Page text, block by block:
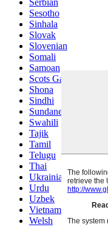
Serbian
Sesotho
Sinhala
Slovak
Slovenian
Somali
Samoan
Scots Gaelic
Shona
Sindhi
Sundanese
Swahili
Tajik
Tamil
Telugu
Thai
Ukrainian
Urdu
Uzbek
Vietnamese
Welsh